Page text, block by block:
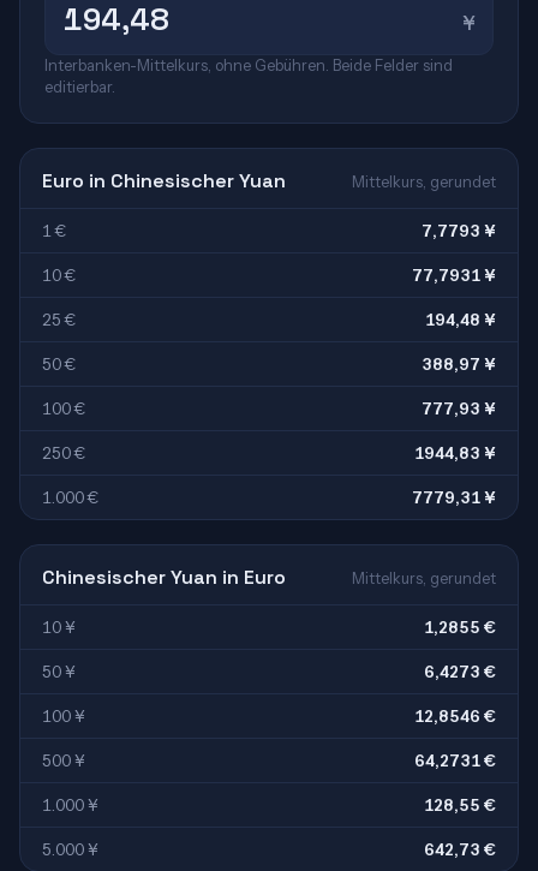
¥
Interbanken-Mittelkurs, ohne Gebühren. Beide Felder sind
editierbar.
Euro in Chinesischer Yuan Mittelkurs, gerundet
1 € 7,7793 ¥
10 € 77,7931 ¥
25 € 194,48 ¥
50 € 388,97 ¥
100 € 777,93 ¥
250 € 1944,83 ¥
1.000 € 7779,31 ¥
Chinesischer Yuan in Euro Mittelkurs, gerundet
10 ¥ 1,2855 €
50 ¥ 6,4273 €
100 ¥ 12,8546 €
500 ¥ 64,2731 €
1.000 ¥ 128,55 €
5.000 ¥ 642,73 €